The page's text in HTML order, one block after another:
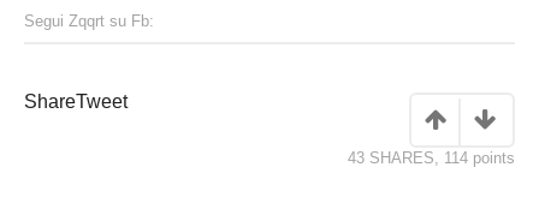
Segui Zqqrt su Fb:
ShareTweet
43 SHARES, 114 points